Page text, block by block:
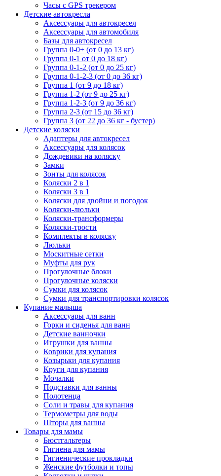
Часы с GPS трекером
Детские автокресла
Аксессуары для автокресел
Аксессуары для автомобиля
Базы для автокресел
Группа 0-0+ (от 0 до 13 кг)
Группа 0-1 от 0 до 18 кг)
Группа 0-1-2 (от 0 до 25 кг)
Группа 0-1-2-3 (от 0 до 36 кг)
Группа 1 (от 9 до 18 кг)
Группа 1-2 (от 9 до 25 кг)
Группа 1-2-3 (от 9 до 36 кг)
Группа 2-3 (от 15 до 36 кг)
Группа 3 (от 22 до 36 кг - бустер)
Детские коляски
Адаптеры для автокресел
Аксессуары для колясок
Дождевики на коляску
Замки
Зонты для колясок
Коляски 2 в 1
Коляски 3 в 1
Коляски для двойни и погодок
Коляски-люльки
Коляски-трансформеры
Коляски-трости
Комплекты в коляску
Люльки
Москитные сетки
Муфты для рук
Прогулочные блоки
Прогулочные коляски
Сумки для колясок
Сумки для транспортировки колясок
Купание малыша
Аксессуары для ванн
Горки и сиденья для ванн
Детские ванночки
Игрушки для ванны
Коврики для купания
Козырьки для купания
Круги для купания
Мочалки
Подставки для ванны
Полотенца
Соли и травы для купания
Термометры для воды
Шторы для ванны
Товары для мамы
Бюстгальтеры
Гигиена для мамы
Гигиенические прокладки
Женские футболки и топы